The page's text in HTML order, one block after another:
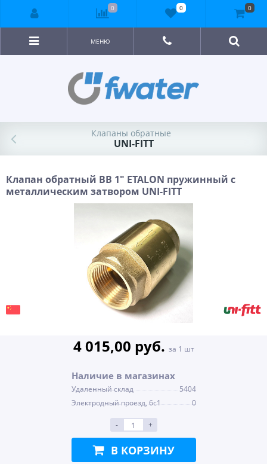
МЕНЮ
Клапаны обратные
UNI-FITT
Клапан обратный BВ 1" ETALON пружинный с
металлическим затвором UNI-FITT
4 015,00 руб. за 1 шт
Наличие в магазинах
Удаленный склад
5404
Электродный проезд, 6с1
0
- +
В КОРЗИНУ
0 0 0